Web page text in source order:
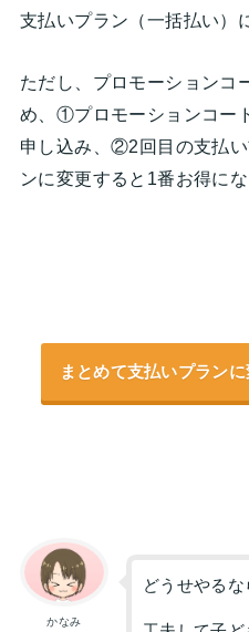
支払いプラン（一括払い）
ただし、プロモーションコ
め、①プロモーションコー
申し込み、②2回目の支払
ンに変更すると1番お得にな
まとめて支払いプラン
かなみ
どうせやるな